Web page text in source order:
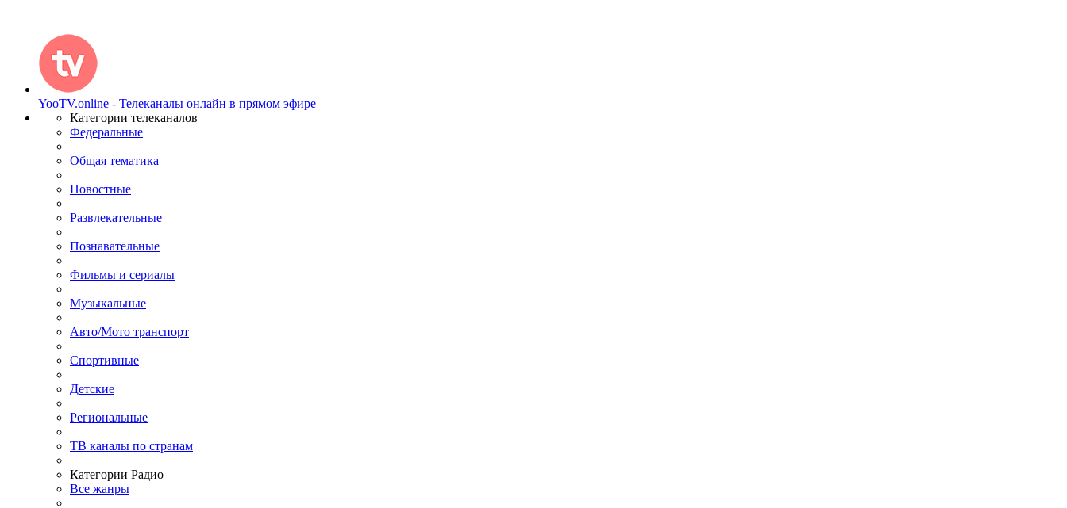
YooTV.online - Телеканалы онлайн в прямом эфире
Категории телеканалов
Федеральные
Общая тематика
Новостные
Развлекательные
Познавательные
Фильмы и сериалы
Музыкальные
Авто/Мото транспорт
Спортивные
Детские
Региональные
ТВ каналы по странам
Категории Радио
Все жанры